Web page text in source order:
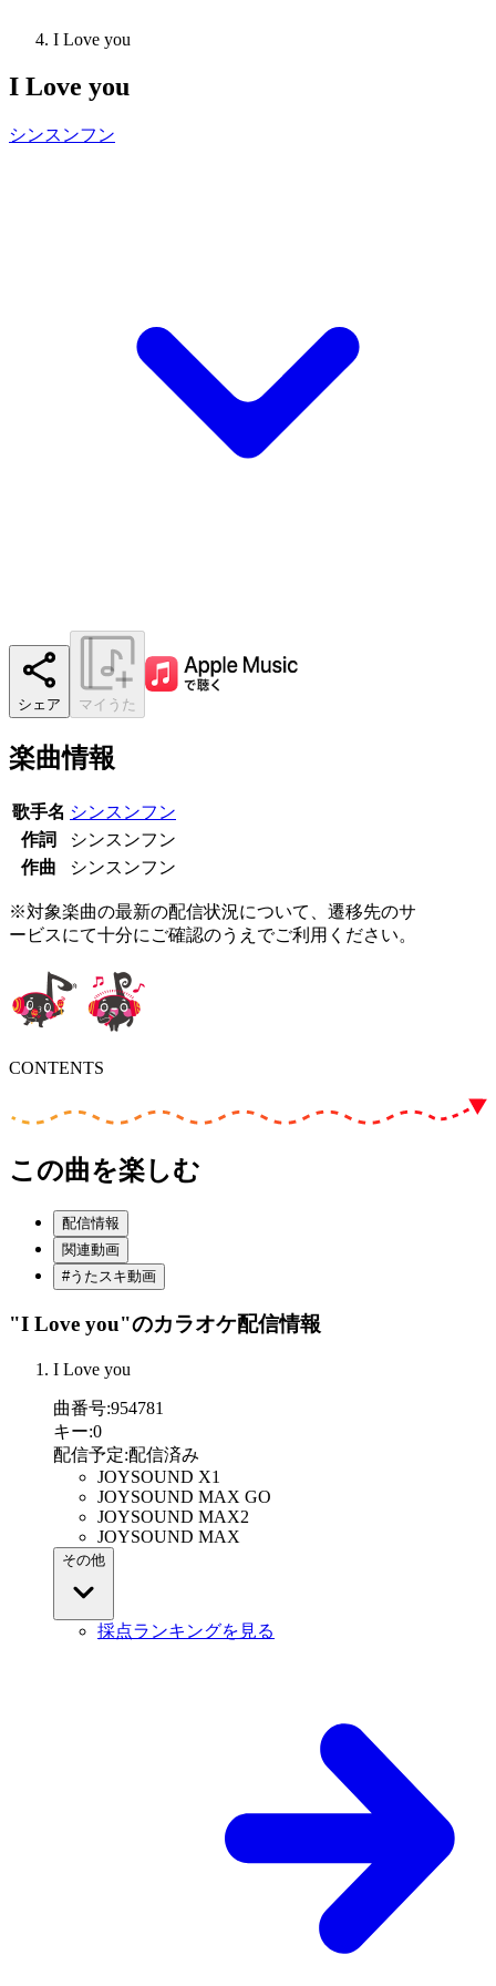
I Love you
I Love you
シンスンフン
シェア マイうた
楽曲情報
歌手名 シンスンフン
作詞
シンスンフン
作曲
シンスンフン
※対象楽曲の最新の配信状況について、遷移先のサ
ービスにて十分にご確認のうえでご利用ください。
CONTENTS
この曲を楽しむ
配信情報
関連動画
#うたスキ動画
"I Love you"のカラオケ配信情報
I Love you
曲番号:954781
キー:0
配信予定:配信済み
JOYSOUND X1
JOYSOUND MAX GO
JOYSOUND MAX2
JOYSOUND MAX
その他
採点ランキングを見る